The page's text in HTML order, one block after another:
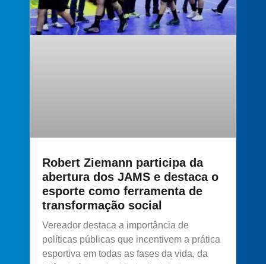
Robert Ziemann participa da
abertura dos JAMS e destaca o
esporte como ferramenta de
transformação social
Vereador destaca a importância de
políticas públicas que incentivem a prática
esportiva em todas as fases da vida, da